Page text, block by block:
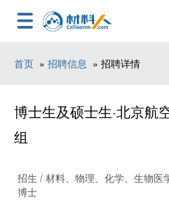
首页 » 招聘信息 » 招聘详情
博士生及硕士生·北京航
组
招生 / 材料、物理、化学、生物医
博士